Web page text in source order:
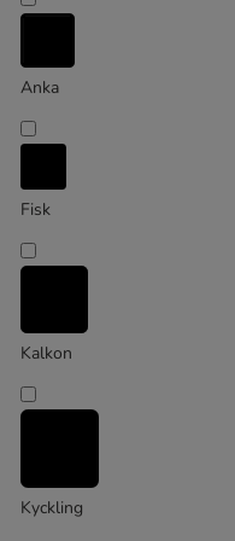
Extra stor över 45 kg
Anka
Fisk
Kalkon
Kyckling